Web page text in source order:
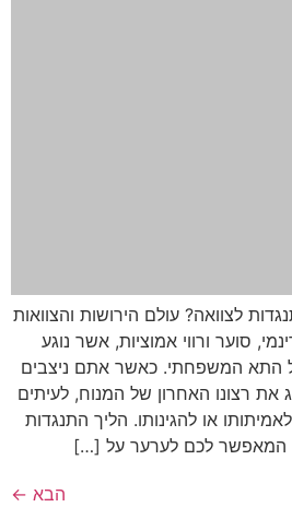
לצוואה? עולם הירושות והצוואות
סוער ורווי אמוציות, אשר נוגע
התא המשפחתי. כאשר אתם ניצבים
רצונו האחרון של המנוח, לעיתים
או להגינותו. הליך התנגדות
המאפשר לכם לערער על […]
הבא ←